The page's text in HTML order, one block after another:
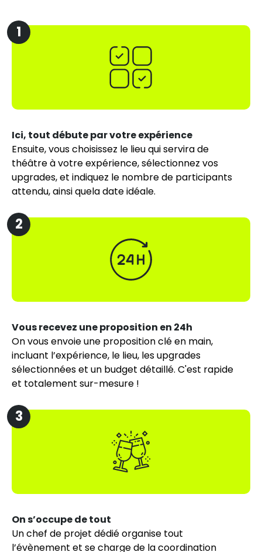
1
Ici, tout débute par votre expérience
Ensuite, vous choisissez le lieu qui servira de
théâtre à votre expérience, sélectionnez vos
upgrades, et indiquez le nombre de participants
attendu, ainsi quela date idéale.
2
Vous recevez une proposition en 24h
On vous envoie une proposition clé en main,
incluant l’expérience, le lieu, les upgrades
sélectionnées et un budget détaillé. C'est rapide
et totalement sur-mesure !
3
On s’occupe de tout
Un chef de projet dédié organise tout
l’évènement et se charge de la coordination